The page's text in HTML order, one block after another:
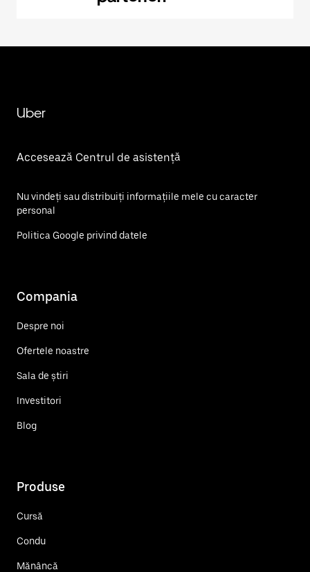
Uber
Accesează Centrul de asistență
Nu vindeți sau distribuiți informațiile mele cu caracter
personal
Politica Google privind datele
Compania
Despre noi
Ofertele noastre
Sala de știri
Investitori
Blog
Produse
Cursă
Condu
Mănâncă